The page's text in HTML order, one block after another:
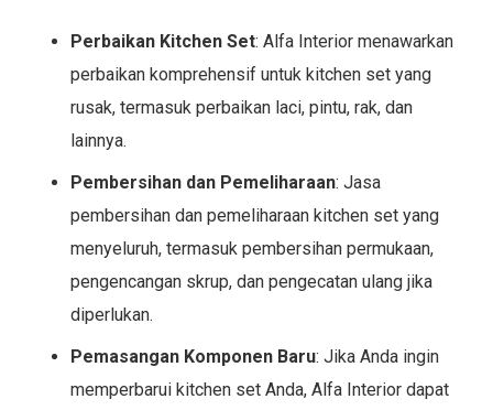
Perbaikan Kitchen Set: Alfa Interior menawarkan
perbaikan komprehensif untuk kitchen set yang
rusak, termasuk perbaikan laci, pintu, rak, dan
lainnya.
Pembersihan dan Pemeliharaan: Jasa
pembersihan dan pemeliharaan kitchen set yang
menyeluruh, termasuk pembersihan permukaan,
pengencangan skrup, dan pengecatan ulang jika
diperlukan.
Pemasangan Komponen Baru: Jika Anda ingin
memperbarui kitchen set Anda, Alfa Interior dapat